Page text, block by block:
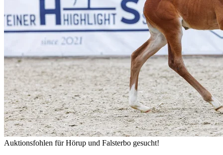
Auktionsfohlen für Hörup und Falsterbo gesucht!